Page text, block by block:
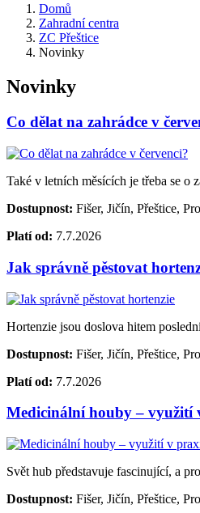
Domů
Zahradní centra
ZC Přeštice
Novinky
Novinky
Co dělat na zahrádce v
Také v letních měsících je třeba se o
Dostupnost: Fišer, Jičín, Přeštice,
Platí od: 7.7.2026
Jak správně pěstovat
Hortenzie jsou doslova hitem
Dostupnost: Fišer, Jičín, Přeštice,
Platí od: 7.7.2026
Medicinální houby – využití
Svět hub představuje fascinující, a
Dostupnost: Fišer, Jičín, Přeštice,